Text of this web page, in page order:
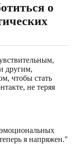
о
другим,
чтобы стать
не теряя
я напряжен."